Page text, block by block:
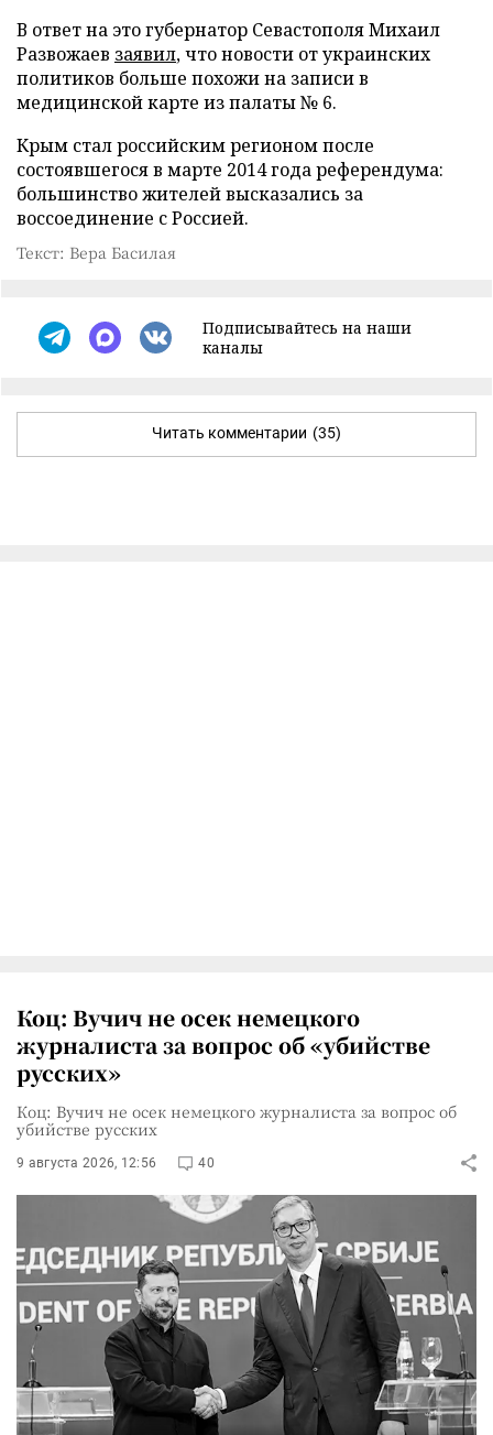
В ответ на это губернатор Севастополя Михаил
Развожаев заявил, что новости от украинских
политиков больше похожи на записи в
медицинской карте из палаты № 6.
Крым стал российским регионом после
состоявшегося в марте 2014 года референдума:
большинство жителей высказались за
воссоединение с Россией.
Текст: Вера Басилая
Подписывайтесь на наши
каналы
Читать комментарии (35)
Коц: Вучич не осек немецкого
журналиста за вопрос об «убийстве
русских»
Коц: Вучич не осек немецкого журналиста за вопрос об
убийстве русских
9 августа 2026, 12:56 40